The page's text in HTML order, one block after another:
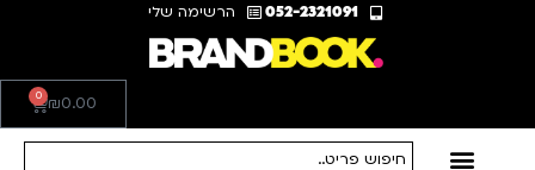
052-2321091 הרשימה שלי
₪0.00
0